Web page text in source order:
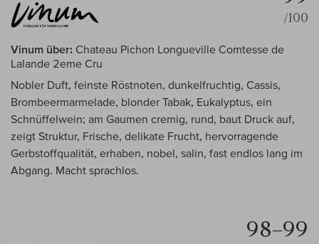
/100
Vinum über: Chateau Pichon Longueville Comtesse de
Lalande 2eme Cru
Nobler Duft, feinste Röstnoten, dunkelfruchtig, Cassis,
Brombeermarmelade, blonder Tabak, Eukalyptus, ein
Schnüffelwein; am Gaumen cremig, rund, baut Druck auf,
zeigt Struktur, Frische, delikate Frucht, hervorragende
Gerbstoffqualität, erhaben, nobel, salin, fast endlos lang im
Abgang. Macht sprachlos.
98–99